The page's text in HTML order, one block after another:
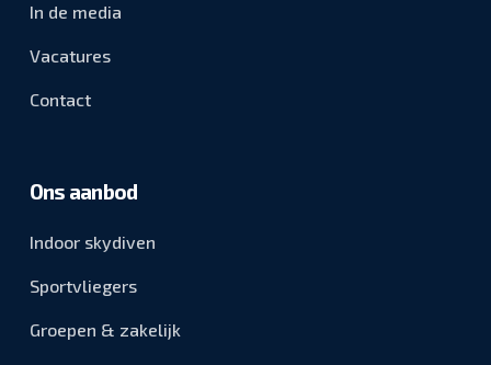
In de media
Vacatures
Contact
Ons aanbod
Indoor skydiven
Sportvliegers
Groepen & zakelijk